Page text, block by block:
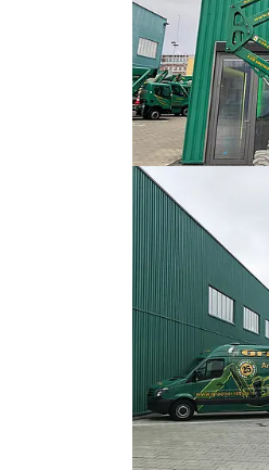
Show larger version